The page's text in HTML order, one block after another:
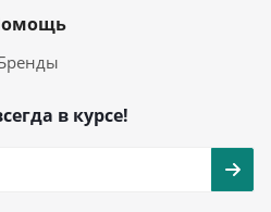
в курсе!